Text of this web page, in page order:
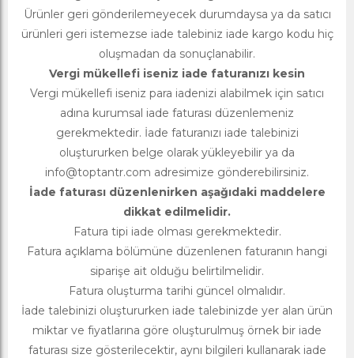
Ürünler geri gönderilemeyecek durumdaysa ya da satıcı
ürünleri geri istemezse iade talebiniz iade kargo kodu hiç
oluşmadan da sonuçlanabilir.
Vergi mükellefi iseniz iade faturanızı kesin
Vergi mükellefi iseniz para iadenizi alabilmek için satıcı
adına kurumsal iade faturası düzenlemeniz
gerekmektedir. İade faturanızı iade talebinizi
oluştururken belge olarak yükleyebilir ya da
info@toptantr.com adresimize gönderebilirsiniz.
İade faturası düzenlenirken aşağıdaki maddelere
dikkat edilmelidir.
Fatura tipi iade olması gerekmektedir.
Fatura açıklama bölümüne düzenlenen faturanın hangi
siparişe ait olduğu belirtilmelidir.
Fatura oluşturma tarihi güncel olmalıdır.
İade talebinizi oluştururken iade talebinizde yer alan ürün
miktar ve fiyatlarına göre oluşturulmuş örnek bir iade
faturası size gösterilecektir, aynı bilgileri kullanarak iade